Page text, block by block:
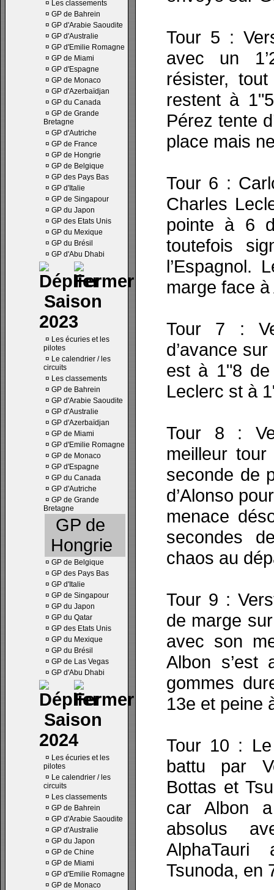
¤ Les classements
¤ GP de Bahrein
¤ GP d'Arabie Saoudite
¤ GP d'Australie
¤ GP d'Emilie Romagne
¤ GP de Miami
¤ GP d'Espagne
¤ GP de Monaco
¤ GP d'Azerbaïdjan
¤ GP du Canada
¤ GP de Grande
Bretagne
¤ GP d'Autriche
¤ GP de France
¤ GP de Hongrie
¤ GP de Belgique
¤ GP des Pays Bas
¤ GP d'Italie
¤ GP de Singapour
¤ GP du Japon
¤ GP des Etats Unis
¤ GP du Mexique
¤ GP du Brésil
¤ GP d'Abu Dhabi
Saison
2023
¤ Les écuries et les
pilotes
¤ Le calendrier / les
circuits
¤ Les classements
¤ GP de Bahrein
¤ GP d'Arabie Saoudite
¤ GP d'Australie
¤ GP d'Azerbaïdjan
¤ GP de Miami
¤ GP d'Emilie Romagne
¤ GP de Monaco
¤ GP d'Espagne
¤ GP du Canada
¤ GP d'Autriche
¤ GP de Grande
Bretagne
GP de
Hongrie
¤ GP de Belgique
¤ GP des Pays Bas
¤ GP d'Italie
¤ GP de Singapour
¤ GP du Japon
¤ GP du Qatar
¤ GP des Etats Unis
¤ GP du Mexique
¤ GP du Brésil
¤ GP de Las Vegas
¤ GP d'Abu Dhabi
Saison
2024
¤ Les écuries et les
pilotes
¤ Le calendrier / les
circuits
¤ Les classements
¤ GP de Bahrein
¤ GP d'Arabie Saoudite
¤ GP d'Australie
¤ GP du Japon
¤ GP de Chine
¤ GP de Miami
¤ GP d'Emilie Romagne
¤ GP de Monaco
Tour 5 :
avec un
résister,
restent à
Pérez tente
place mais
Tour 6 :
Charles
pointe à 6
toutefois
l’Espagnol.
marge face
Tour 7 :
d’avance
est à 1"8
Leclerc st à
Tour 8 :
meilleur
seconde de
d’Alonso
menace
secondes
chaos au
Tour 9 :
de marge
avec son
Albon s’est
gommes
13e et peine
Tour 10 :
battu par
Bottas et
car Albon
absolus
Tsunoda, en